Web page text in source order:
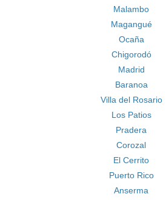
Malambo
Magangué
Ocaña
Chigorodó
Madrid
Baranoa
Villa del Rosario
Los Patios
Pradera
Corozal
El Cerrito
Puerto Rico
Anserma